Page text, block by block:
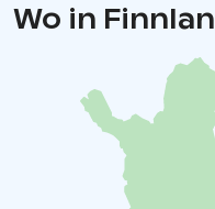
Wo in